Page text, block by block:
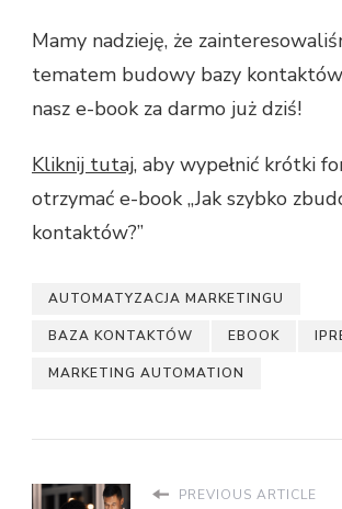
Mamy nadzieję, że
tematem budowy bazy
nasz e-book za darmo już dziś!
Kliknij tutaj, aby wypełnić krótki
otrzymać e-book „Jak szybko
kontaktów?”
AUTOMATYZACJA MARKETINGU
BAZA KONTAKTÓW EBOOK
MARKETING AUTOMATION
PREVIOUS ARTICLE